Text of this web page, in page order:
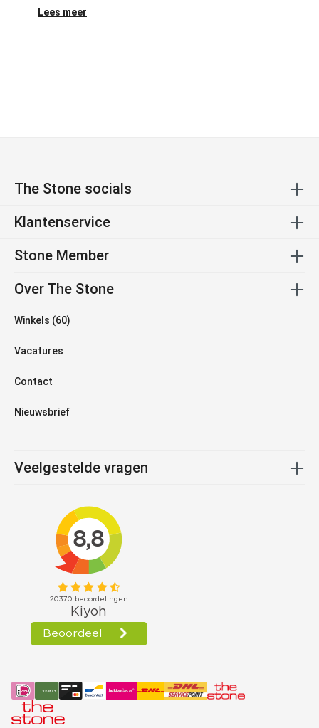
Lees meer
The Stone socials
Klantenservice
Stone Member
Over The Stone
Winkels (60)
Vacatures
Contact
Nieuwsbrief
Veelgestelde vragen